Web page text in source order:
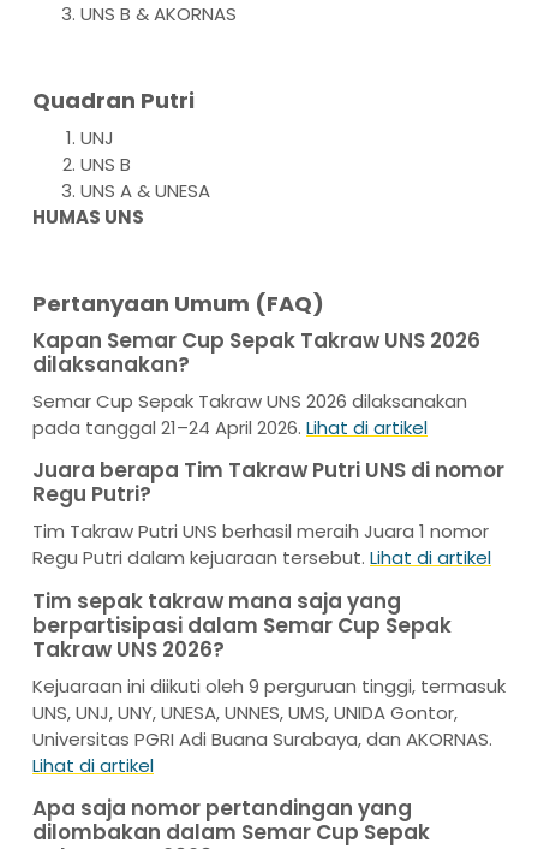
UNS B & AKORNAS
Quadran Putri
UNJ
UNS B
UNS A & UNESA
HUMAS UNS
Pertanyaan Umum (FAQ)
Kapan Semar Cup Sepak Takraw UNS 2026
dilaksanakan?
Semar Cup Sepak Takraw UNS 2026 dilaksanakan
pada tanggal 21–24 April 2026. Lihat di artikel
Juara berapa Tim Takraw Putri UNS di nomor
Regu Putri?
Tim Takraw Putri UNS berhasil meraih Juara 1 nomor
Regu Putri dalam kejuaraan tersebut. Lihat di artikel
Tim sepak takraw mana saja yang
berpartisipasi dalam Semar Cup Sepak
Takraw UNS 2026?
Kejuaraan ini diikuti oleh 9 perguruan tinggi, termasuk
UNS, UNJ, UNY, UNESA, UNNES, UMS, UNIDA Gontor,
Universitas PGRI Adi Buana Surabaya, dan AKORNAS.
Lihat di artikel
Apa saja nomor pertandingan yang
dilombakan dalam Semar Cup Sepak